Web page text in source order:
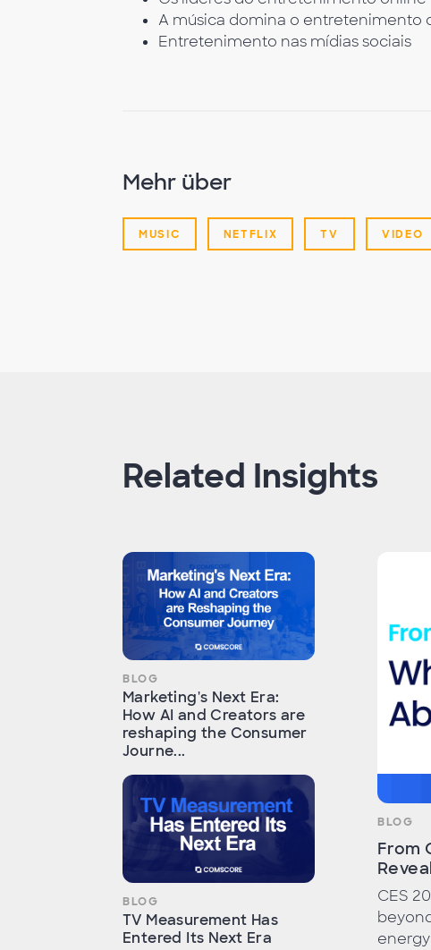
A música domina o entretenimento
Entretenimento nas mídias sociais
Mehr über
MUSIC NETFLIX TV VIDEO
Related Insights
BLOG
Marketing's Next Era:
How AI and Creators are
reshaping the Consumer
Journe...
BLOG
TV Measurement Has
Entered Its Next Era
BLOG
From
CES